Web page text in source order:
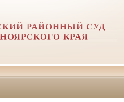
РАЙОННЫЙ СУД
КРАЯ